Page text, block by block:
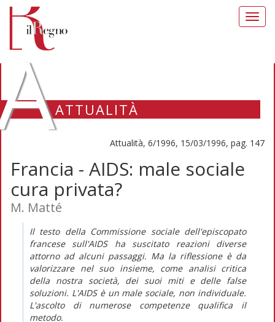
ATTUALITÀ
Attualità, 6/1996, 15/03/1996, pag. 147
Francia - AIDS: male sociale
cura privata?
M. Matté
Il testo della Commissione sociale dell'episcopato
francese sull'AIDS ha suscitato reazioni diverse
attorno ad alcuni passaggi. Ma la riflessione è da
valorizzare nel suo insieme, come analisi critica
della nostra società, dei suoi miti e delle false
soluzioni. L'AIDS è un male sociale, non individuale.
L'ascolto di numerose competenze qualifica il
metodo.